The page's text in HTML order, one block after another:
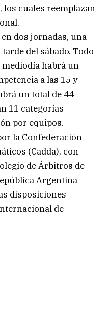
cuales reemplazan
dos jornadas, una
del sábado. Todo
mediodía habrá un
a las 15 y
un total de 44
11 categorías
por equipos.
la Confederación
(Cadda), con
de Árbitros de
Argentina
disposiciones
de